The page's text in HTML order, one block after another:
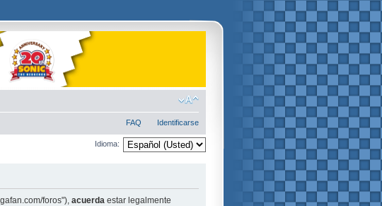
FAQ Identificarse
Idioma:
foros"), acuerda estar legalmente